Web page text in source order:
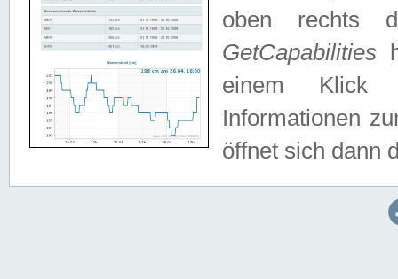
oben rechts
GetCapabilities
einem Klick
Informationen
öffnet sich dann